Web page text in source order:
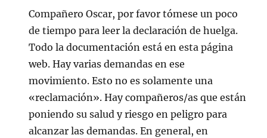
Compañero Oscar, por favor tómese un poco
de tiempo para leer la declaración de huelga.
Todo la documentación está en esta página
web. Hay varias demandas en ese
movimiento. Esto no es solamente una
«reclamación». Hay compañeros/as que están
poniendo su salud y riesgo en peligro para
alcanzar las demandas. En general, en